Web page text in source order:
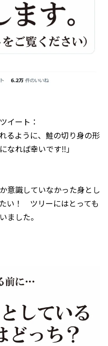
イート：
るように、鮭の切り身の形
なれば幸いです‼︎」
意識していなかった身とし
い！ ツリーにはとっても
ました。